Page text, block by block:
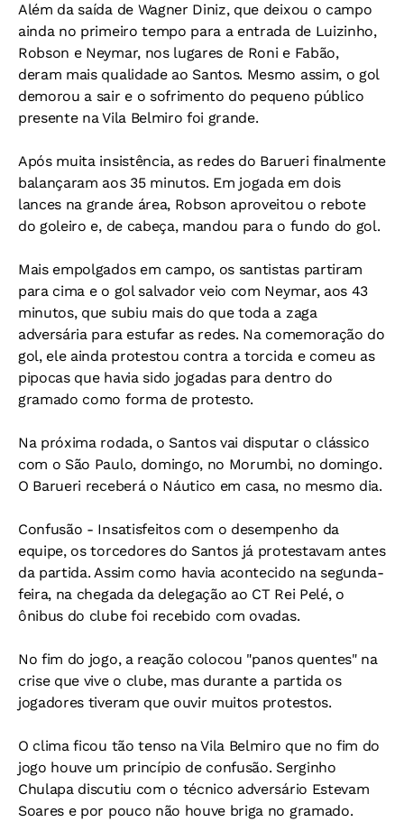
Além da saída de Wagner Diniz, que deixou o campo
ainda no primeiro tempo para a entrada de Luizinho,
Robson e Neymar, nos lugares de Roni e Fabão,
deram mais qualidade ao Santos. Mesmo assim, o gol
demorou a sair e o sofrimento do pequeno público
presente na Vila Belmiro foi grande.
Após muita insistência, as redes do Barueri finalmente
balançaram aos 35 minutos. Em jogada em dois
lances na grande área, Robson aproveitou o rebote
do goleiro e, de cabeça, mandou para o fundo do gol.
Mais empolgados em campo, os santistas partiram
para cima e o gol salvador veio com Neymar, aos 43
minutos, que subiu mais do que toda a zaga
adversária para estufar as redes. Na comemoração do
gol, ele ainda protestou contra a torcida e comeu as
pipocas que havia sido jogadas para dentro do
gramado como forma de protesto.
Na próxima rodada, o Santos vai disputar o clássico
com o São Paulo, domingo, no Morumbi, no domingo.
O Barueri receberá o Náutico em casa, no mesmo dia.
Confusão - Insatisfeitos com o desempenho da
equipe, os torcedores do Santos já protestavam antes
da partida. Assim como havia acontecido na segunda-
feira, na chegada da delegação ao CT Rei Pelé, o
ônibus do clube foi recebido com ovadas.
No fim do jogo, a reação colocou "panos quentes" na
crise que vive o clube, mas durante a partida os
jogadores tiveram que ouvir muitos protestos.
O clima ficou tão tenso na Vila Belmiro que no fim do
jogo houve um princípio de confusão. Serginho
Chulapa discutiu com o técnico adversário Estevam
Soares e por pouco não houve briga no gramado.